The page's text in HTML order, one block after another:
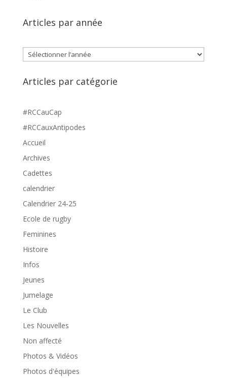
Articles par année
Archives
Articles par catégorie
#RCCauCap
#RCCauxAntipodes
Accueil
Archives
Cadettes
calendrier
Calendrier 24-25
Ecole de rugby
Feminines
Histoire
Infos
Jeunes
Jumelage
Le Club
Les Nouvelles
Non affecté
Photos & Vidéos
Photos d'équipes